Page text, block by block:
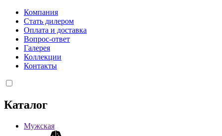
Компания
Стать дилером
Оплата и доставка
Вопрос-ответ
Галерея
Коллекции
Контакты
Каталог
Мужская